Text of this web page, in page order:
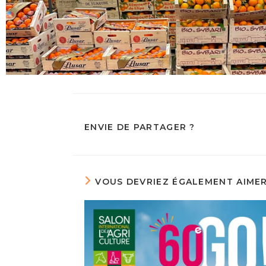
ENVIE DE PARTAGER ?
VOUS DEVRIEZ ÉGALEMENT